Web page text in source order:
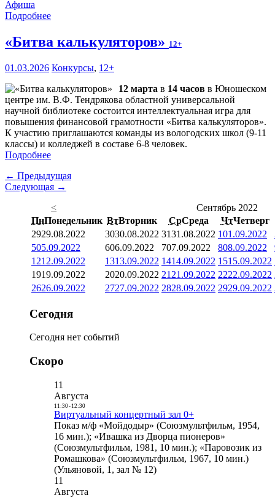
Афиша
Подробнее
«Битва калькуляторов» 12+
01.03.2026 Конкурсы, 12+
12 марта в 14 часов в Юношеском
центре им. В.Ф. Тендрякова областной универсальной
научной библиотеке состоится интеллектуальная игра для
повышения финансовой грамотности «Битва калькуляторов».
К участию приглашаются команды из вологодских школ (9-11
классы) и колледжей в составе 6-8 человек.
Подробнее
← Предыдущая
Следующая →
<
Сентябрь 2022
ПнПонедельник ВтВторник СрСреда ЧтЧетверг
2929.08.2022 3030.08.2022 3131.08.2022 101.09.2022
505.09.2022 606.09.2022 707.09.2022 808.09.2022
1212.09.2022 1313.09.2022 1414.09.2022 1515.09.2022
1919.09.2022 2020.09.2022 21 21.09.2022 2222.09.2022
2626.09.2022 2727.09.2022 2828.09.2022 2929.09.2022
Сегодня
Сегодня нет событий
Скоро
11
Августа
11:30- 12:30
Виртуальный концертный зал 0+
Показ м/ф «Мойдодыр» (Союзмультфильм, 1954,
16 мин.); «Ивашка из Дворца пионеров»
(Союзмультфильм, 1981, 10 мин.); «Паровозик из
Ромашкова» (Союзмультфильм, 1967, 10 мин.)
(Ульяновой, 1, зал № 12)
11
Августа